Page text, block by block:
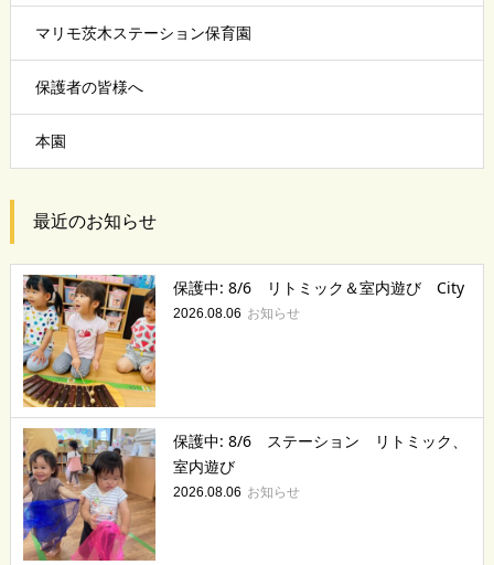
マリモ茨木ステーション保育園
保護者の皆様へ
本園
最近のお知らせ
保護中: 8/6 リトミック＆室内遊び City
2026.08.06 お知らせ
保護中: 8/6 ステーション リトミック、
室内遊び
2026.08.06 お知らせ